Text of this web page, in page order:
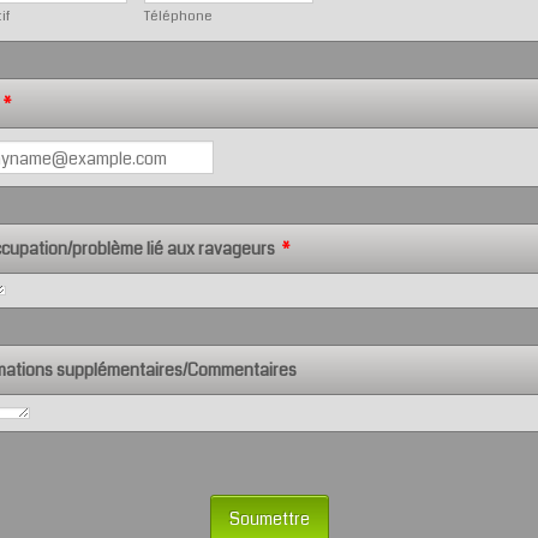
Téléphone
*
problème lié aux ravageurs *
supplémentaires/Commentaires
Soumettre